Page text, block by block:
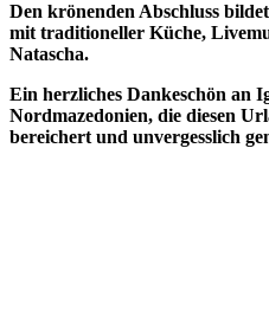
Den krönenden Abschluss
mit traditioneller Küche,
Natascha.
Ein herzliches Dankeschön an
Nordmazedonien, die diesen
bereichert und unvergesslich